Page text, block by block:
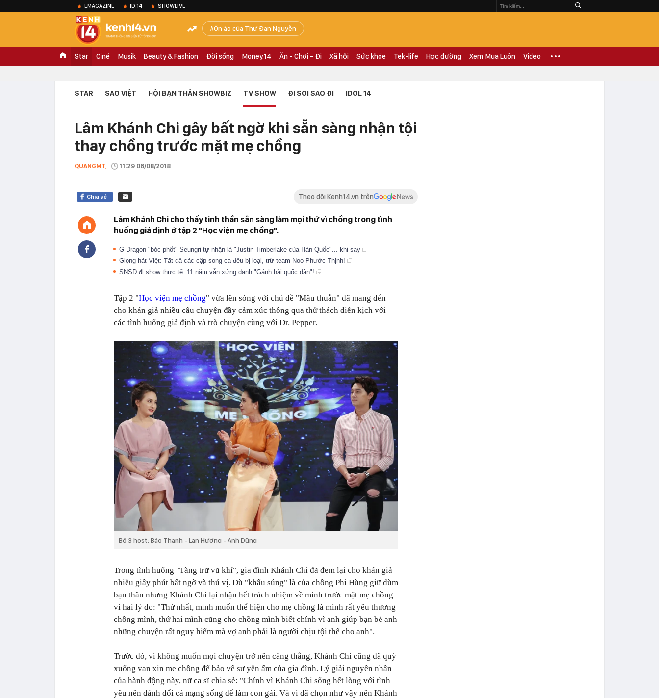
EMAGAZINE ID.14 SHOWLIVE
Ồn ào của Thư Đan Nguyễn
Star Ciné Musik Beauty & Fashion Đời sống Money.14 Ăn - Chơi - Đi Xã hội Sức khỏe Tek-life Học đường Xem Mua Luôn Video
STAR SAO VIỆT HỘI BẠN THÂN SHOWBIZ TV SHOW ĐI SOI SAO ĐI IDOL 14
Lâm Khánh Chi gây bất ngờ khi sẵn sàng nhận tội
thay chồng trước mặt mẹ chồng
QUANGMT, 11:29 06/08/2018
Chia sẻ Theo dõi Kenh14.vn trên
Lâm Khánh Chi cho thấy tinh thần sẵn sàng làm mọi thứ vì chồng trong tình
huống giả định ở tập 2 "Học viện mẹ chồng".
G-Dragon "bóc phốt" Seungri tự nhận là "Justin Timberlake của Hàn Quốc"... khi say
Giọng hát Việt: Tất cả các cặp song ca đều bị loại, trừ team Noo Phước Thịnh!
SNSD đi show thực tế: 11 năm vẫn xứng danh "Gánh hài quốc dân"!
Tập 2 "Học viện mẹ chồng" vừa lên sóng với chủ đề "Mâu thuẫn" đã mang đến
cho khán giả nhiều câu chuyện đầy cảm xúc thông qua thử thách diễn kịch với
các tình huống giả định và trò chuyện cùng với Dr. Pepper.
Bộ 3 host: Bảo Thanh - Lan Hương - Anh Dũng
Trong tình huống "Tàng trữ vũ khí", gia đình Khánh Chi đã đem lại cho khán giả
nhiều giây phút bất ngờ và thú vị. Dù "khẩu súng" là của chồng Phi Hùng giữ dùm
bạn thân nhưng Khánh Chi lại nhận hết trách nhiệm về mình trước mặt mẹ chồng
vì hai lý do: "Thứ nhất, mình muốn thể hiện cho mẹ chồng là mình rất yêu thương
chồng mình, thứ hai mình cũng cho chồng mình biết chính vì anh giúp bạn bè anh
những chuyện rất nguy hiểm mà vợ anh phải là người chịu tội thế cho anh".
Trước đó, vì không muốn mọi chuyện trở nên căng thẳng, Khánh Chi cũng đã quỳ
xuống van xin mẹ chồng để bảo vệ sự yên ấm của gia đình. Lý giải nguyên nhân
của hành động này, nữ ca sĩ chia sẻ: "Chính vì Khánh Chi sống hết lòng với tình
yêu nên đánh đổi cả mạng sống để làm con gái. Và vì đã chọn như vậy nên Khánh